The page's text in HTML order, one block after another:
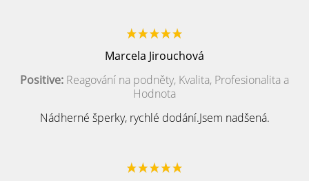
Marcela Jirouchová
Positive: Reagování na podněty, Kvalita, Profesionalita a
Hodnota
Nádherné šperky, rychlé dodání.Jsem nadšená.